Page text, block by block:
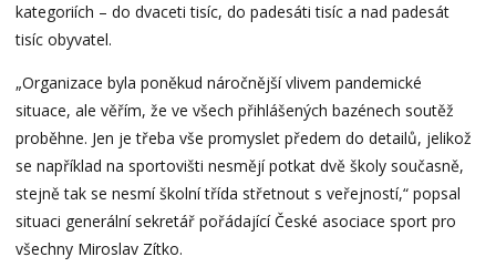
kategoriích – do dvaceti tisíc, do padesáti tisíc a nad padesát
tisíc obyvatel.
„Organizace byla poněkud náročnější vlivem pandemické
situace, ale věřím, že ve všech přihlášených bazénech soutěž
proběhne. Jen je třeba vše promyslet předem do detailů, jelikož
se například na sportovišti nesmějí potkat dvě školy současně,
stejně tak se nesmí školní třída střetnout s veřejností,“ popsal
situaci generální sekretář pořádající České asociace sport pro
všechny Miroslav Zítko.